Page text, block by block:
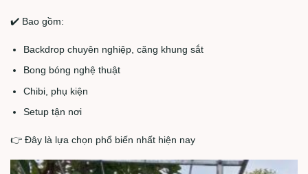
✔️ Bao gồm:
Backdrop chuyên nghiệp, căng khung sắt
Bong bóng nghệ thuật
Chibi, phụ kiện
Setup tận nơi
👉 Đây là lựa chọn phổ biến nhất hiện nay